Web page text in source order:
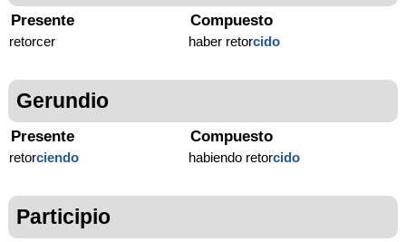
Presente
retorcer
Compuesto
haber retorcido
Gerundio
Presente
retorciendo
Compuesto
habiendo retorcido
Participio